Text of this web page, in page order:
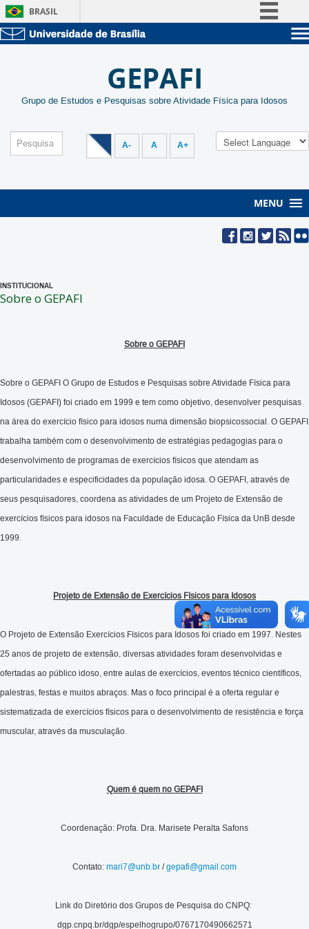
BRASIL
Acesso à informação
Canais
Pós-Graduação
Servidor
GEPAFI
Grupo de Estudos e Pesquisas sobre Atividade Física para Idosos
A- A A+
MENU
INSTITUCIONAL
Sobre o GEPAFI
Sobre o GEPAFI
Sobre o GEPAFI O Grupo de Estudos e Pesquisas sobre Atividade Física para
Idosos (GEPAFI) foi criado em 1999 e tem como objetivo, desenvolver pesquisas
na área do exercício físico para idosos numa dimensão biopsicossocial. O GEPAFI
trabalha também com o desenvolvimento de estratégias pedagogias para o
desenvolvimento de programas de exercícios físicos que atendam as
particularidades e especificidades da população idosa. O GEPAFI, através de
seus pesquisadores, coordena as atividades de um Projeto de Extensão de
exercícios físicos para idosos na Faculdade de Educação Física da UnB desde
1999.
Projeto de Extensão de Exercícios Físicos para Idosos
O Projeto de Extensão Exercícios Físicos para Idosos foi criado em 1997. Nestes
25 anos de projeto de extensão, diversas atividades foram desenvolvidas e
ofertadas ao público idoso, entre aulas de exercícios, eventos técnico científicos,
palestras, festas e muitos abraços. Mas o foco principal é a oferta regular e
sistematizada de exercícios físicos para o desenvolvimento de resistência e força
muscular, através da musculação.
Quem é quem no GEPAFI
Coordenação: Profa. Dra. Marisete Peralta Safons
Contato: mari7@unb.br /gepafi@gmail.com
Link do Diretório dos Grupos de Pesquisa do CNPQ:
dgp.cnpq.br/dgp/espelhogrupo/0767170490662571